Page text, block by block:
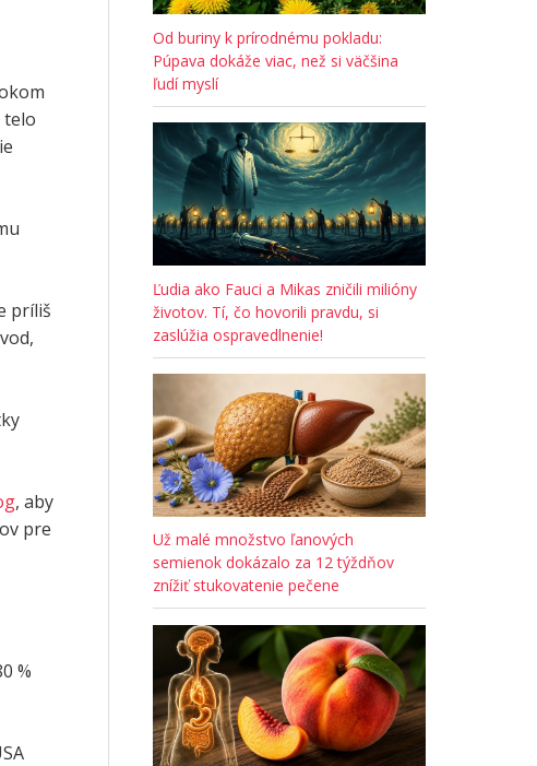
telo
príliš
, aby
pre
%
Od buriny k prírodnému pokladu:
Púpava dokáže viac, než si väčšina
ľudí myslí
Ľudia ako Fauci a Mikas zničili milióny
životov. Tí, čo hovorili pravdu, si
zaslúžia ospravedlnenie!
Už malé množstvo ľanových
semienok dokázalo za 12 týždňov
znížiť stukovatenie pečene